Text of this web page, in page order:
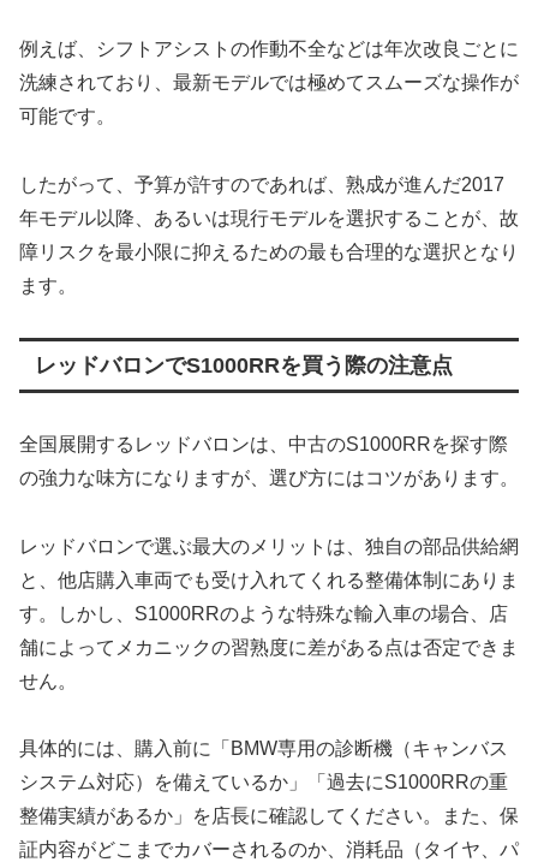
例えば、シフトアシストの作動不全などは年次改良ごとに
洗練されており、最新モデルでは極めてスムーズな操作が
可能です。
したがって、予算が許すのであれば、熟成が進んだ2017
年モデル以降、あるいは現行モデルを選択することが、故
障リスクを最小限に抑えるための最も合理的な選択となり
ます。
レッドバロンでS1000RRを買う際の注意点
全国展開するレッドバロンは、中古のS1000RRを探す際
の強力な味方になりますが、選び方にはコツがあります。
レッドバロンで選ぶ最大のメリットは、独自の部品供給網
と、他店購入車両でも受け入れてくれる整備体制にありま
す。しかし、S1000RRのような特殊な輸入車の場合、店
舗によってメカニックの習熟度に差がある点は否定できま
せん。
具体的には、購入前に「BMW専用の診断機（キャンバス
システム対応）を備えているか」「過去にS1000RRの重
整備実績があるか」を店長に確認してください。また、保
証内容がどこまでカバーされるのか、消耗品（タイヤ、パ